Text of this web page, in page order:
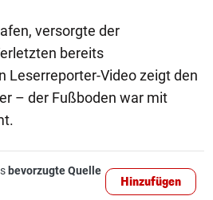
versorgte der
bereits
Leserreporter-Video zeigt den
– der Fußboden war mit
bevorzugte Quelle
Hinzufügen